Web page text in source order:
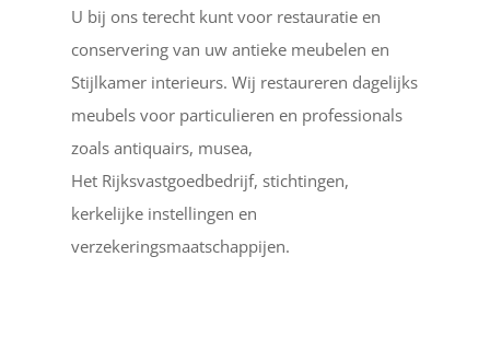
U bij ons terecht kunt voor restauratie en
conservering van uw antieke meubelen en
Stijlkamer interieurs. Wij restaureren dagelijks
meubels voor particulieren en professionals
zoals antiquairs, musea,
Het Rijksvastgoedbedrijf, stichtingen,
kerkelijke instellingen en
verzekeringsmaatschappijen.